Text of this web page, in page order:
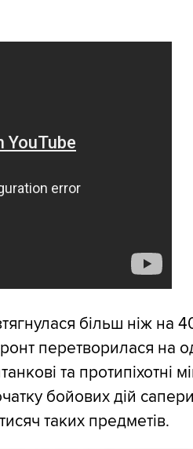
більш ніж на
перетворилася на
та протипіхотні
бойових дій
таких предметів.